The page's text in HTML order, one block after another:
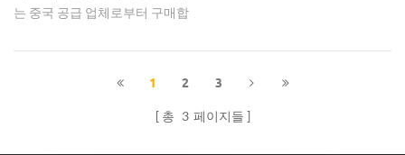
는 중국 공급 업체로부터 구매합
1 2 3
총 3 페이지들